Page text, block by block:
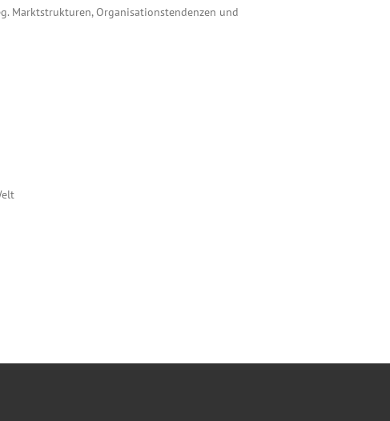
Marktstrukturen, Organisationstendenzen und